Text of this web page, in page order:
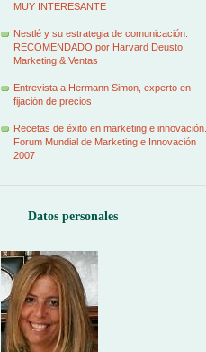
MUY INTERESANTE
Nestlé y su estrategia de comunicación.
RECOMENDADO por Harvard Deusto
Marketing & Ventas
Entrevista a Hermann Simon, experto en
fijación de precios
Recetas de éxito en marketing e innovación.
Forum Mundial de Marketing e Innovación
2007
Datos personales